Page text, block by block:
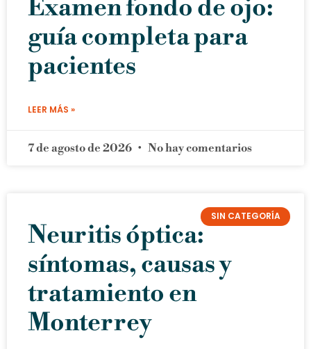
Examen fondo de ojo:
guía completa para
pacientes
LEER MÁS »
7 de agosto de 2026 No hay comentarios
SIN CATEGORÍA
Neuritis óptica:
síntomas, causas y
tratamiento en
Monterrey